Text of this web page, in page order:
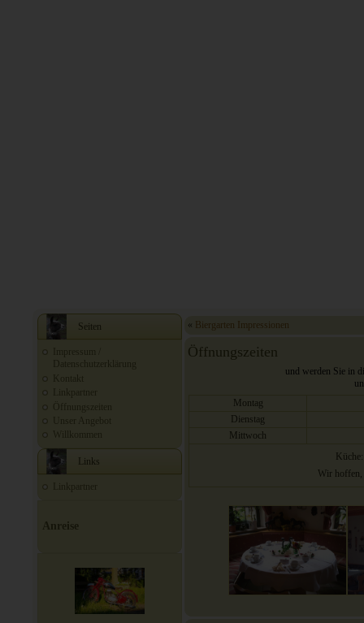
Seiten
Datenschutzerklärung
Öffnungszeiten
Willkommen
Links
Anreise
« Biergarten Impressionen
Öffnungszeiten
und werden Sie in
Montag
Dienstag
Mittwoch
Wir hoffen,